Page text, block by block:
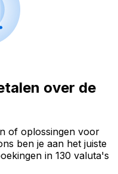
over de
of oplossingen voor
ben je aan het juiste
in 130 valuta's